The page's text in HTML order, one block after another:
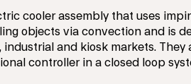
cooler assembly that uses
objects via convection and is
and kiosk markets. They
controller in a closed loop